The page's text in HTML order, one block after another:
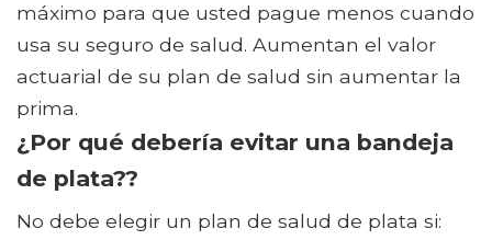
máximo para que usted pague menos cuando
usa su seguro de salud. Aumentan el valor
actuarial de su plan de salud sin aumentar la
prima.
¿Por qué debería evitar una bandeja
de plata??
No debe elegir un plan de salud de plata si: